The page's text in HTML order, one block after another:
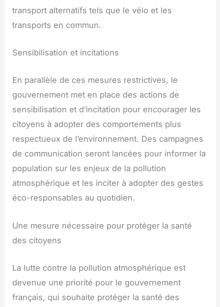
transport alternatifs tels que le vélo et les
transports en commun.
Sensibilisation et incitations
En parallèle de ces mesures restrictives, le
gouvernement met en place des actions de
sensibilisation et d’incitation pour encourager les
citoyens à adopter des comportements plus
respectueux de l’environnement. Des campagnes
de communication seront lancées pour informer la
population sur les enjeux de la pollution
atmosphérique et les inciter à adopter des gestes
éco-responsables au quotidien.
Une mesure nécessaire pour protéger la santé
des citoyens
La lutte contre la pollution atmosphérique est
devenue une priorité pour le gouvernement
français, qui souhaite protéger la santé des